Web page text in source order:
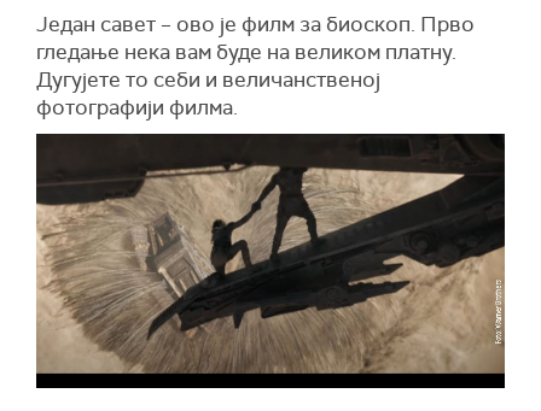
Један савет – ово је филм за биоскоп. Прво
гледање нека вам буде на великом платну.
Дугујете то себи и величанственој
фотографији филма.